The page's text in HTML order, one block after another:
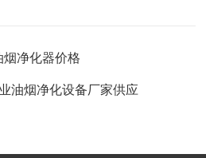
净化器价格
油烟净化设备厂家供应